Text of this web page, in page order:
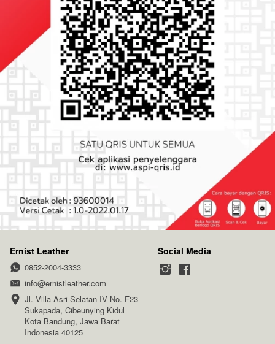
Ernist Leather
0852-2004-3333
info@ernistleather.com
Jl. Villa Asri Selatan IV No. F23
Sukapada, Cibeunying Kidul
Kota Bandung, Jawa Barat
Indonesia 40125
Social Media